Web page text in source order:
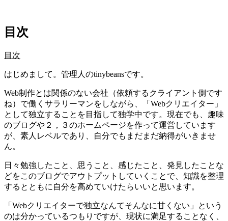
目次
目次
はじめまして。管理人のtinybeansです。
Web制作とは関係のない会社（依頼するクライアント側です
ね）で働くサラリーマンをしながら、「Webクリエイター」
として独立することを目指して独学中です。現在でも、趣味
のブログや２，３のホームページを作って運営しています
が、素人レベルであり、自分でもまだまだ納得がいきませ
ん。
日々勉強したこと、思うこと、感じたこと、発見したことな
どをこのブログでアウトプットしていくことで、知識を整理
するとともに自分を高めていけたらいいと思います。
「Webクリエイターで独立なんてそんなに甘くない」という
のは分かっているつもりですが、現状に満足することなく、